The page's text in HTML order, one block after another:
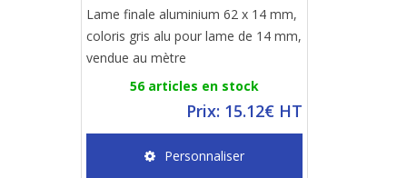
Lame finale aluminium 62 x 14 mm,
coloris gris alu pour lame de 14 mm,
vendue au mètre
56 articles en stock
Prix: 15.12€ HT
Personnaliser